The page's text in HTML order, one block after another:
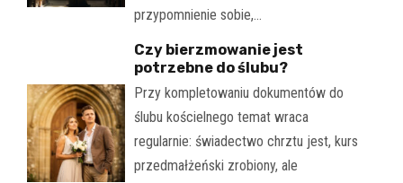
przypomnienie sobie,…
Czy bierzmowanie jest
potrzebne do ślubu?
Przy kompletowaniu dokumentów do
ślubu kościelnego temat wraca
regularnie: świadectwo chrztu jest, kurs
przedmałżeński zrobiony, ale